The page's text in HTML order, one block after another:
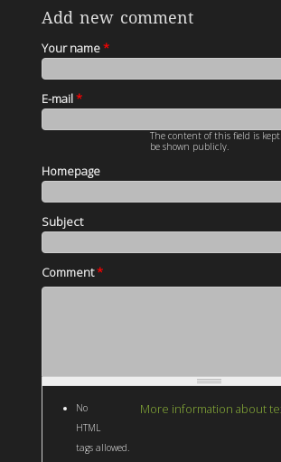
Add new comment
Your name*
E-mail*
The content of this field is
be shown publicly.
Homepage
Subject
Comment*
More information about
No
HTML
tags allowed.